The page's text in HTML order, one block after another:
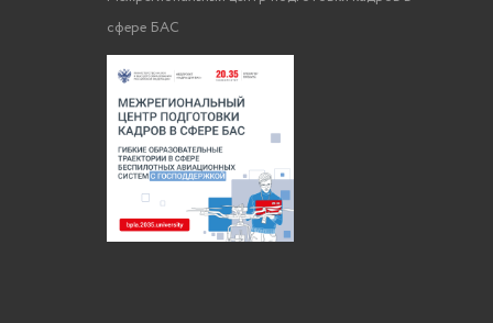
сфере БАС